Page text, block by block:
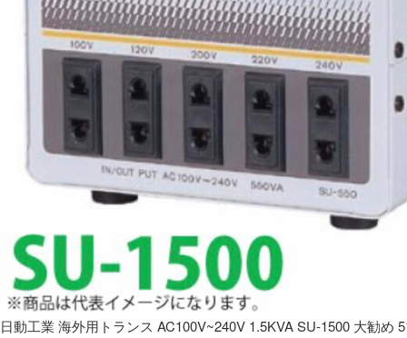
日動工業 海外用トランス AC100V~240V 1.5KVA SU-1500 大勧め